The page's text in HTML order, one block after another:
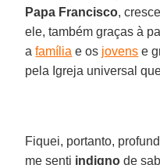
Papa Francisco,
ele, também graças à
afamília e os jovens e
pela Igreja universal
Fiquei, portanto,
me senti indigno de